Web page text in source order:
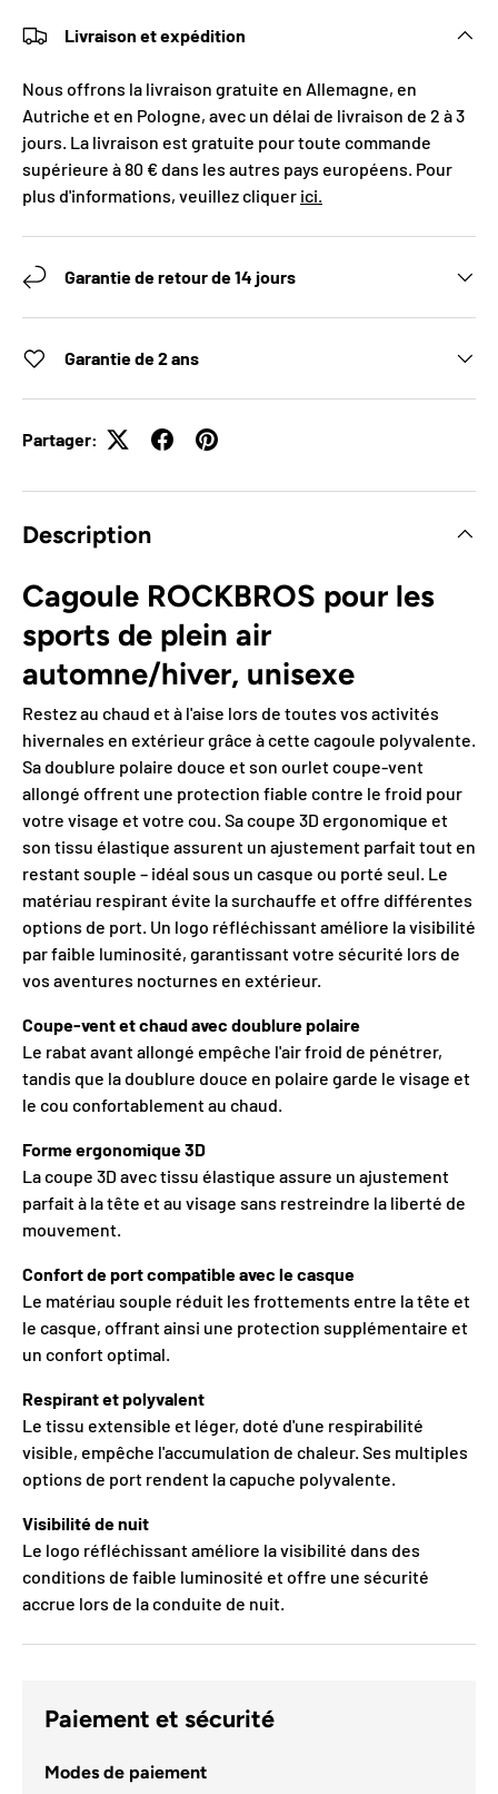
Livraison et expédition
Nous offrons la livraison gratuite en Allemagne, en
Autriche et en Pologne, avec un délai de livraison de 2 à 3
jours. La livraison est gratuite pour toute commande
supérieure à 80 € dans les autres pays européens. Pour
plus d'informations, veuillez cliquer ici.
Garantie de retour de 14 jours
Garantie de 2 ans
Partager:
Description
Cagoule ROCKBROS pour les
sports de plein air
automne/hiver, unisexe
Restez au chaud et à l'aise lors de toutes vos activités
hivernales en extérieur grâce à cette cagoule polyvalente.
Sa doublure polaire douce et son ourlet coupe-vent
allongé offrent une protection fiable contre le froid pour
votre visage et votre cou. Sa coupe 3D ergonomique et
son tissu élastique assurent un ajustement parfait tout en
restant souple – idéal sous un casque ou porté seul. Le
matériau respirant évite la surchauffe et offre différentes
options de port. Un logo réfléchissant améliore la visibilité
par faible luminosité, garantissant votre sécurité lors de
vos aventures nocturnes en extérieur.
Coupe-vent et chaud avec doublure polaire
Le rabat avant allongé empêche l'air froid de pénétrer,
tandis que la doublure douce en polaire garde le visage et
le cou confortablement au chaud.
Forme ergonomique 3D
La coupe 3D avec tissu élastique assure un ajustement
parfait à la tête et au visage sans restreindre la liberté de
mouvement.
Confort de port compatible avec le casque
Le matériau souple réduit les frottements entre la tête et
le casque, offrant ainsi une protection supplémentaire et
un confort optimal.
Respirant et polyvalent
Le tissu extensible et léger, doté d'une respirabilité
visible, empêche l'accumulation de chaleur. Ses multiples
options de port rendent la capuche polyvalente.
Visibilité de nuit
Le logo réfléchissant améliore la visibilité dans des
conditions de faible luminosité et offre une sécurité
accrue lors de la conduite de nuit.
Paiement et sécurité
Modes de paiement